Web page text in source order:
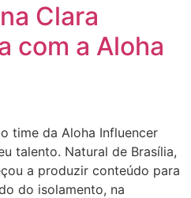
Clara
com a Aloha
time da Aloha Influencer
talento. Natural de Brasília,
a produzir conteúdo para
do isolamento, na